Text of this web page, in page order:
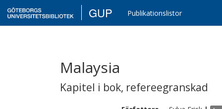
GUP Publikationslistor
Malaysia
Kapitel i bok, refereegranskad